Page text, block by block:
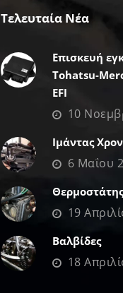
Τελευταία Νέα
Επισκευή
Tohatsu-
EFI
10
Ιμάντας
6 Μαΐου
Θερμοστάτης
19
Βαλβίδες
18